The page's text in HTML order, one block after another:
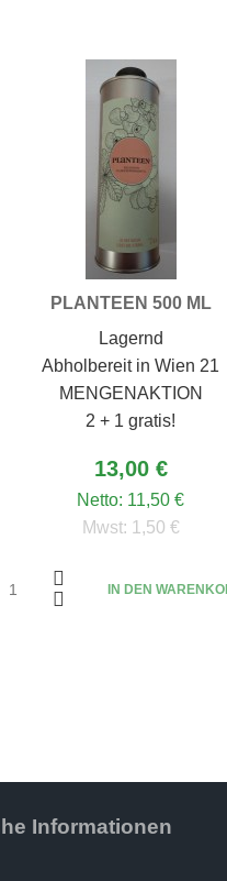
PLANTEEN 500 ML
Lagernd
Abholbereit in Wien 21
MENGENAKTION
2 + 1 gratis!
13,00 €
Netto: 11,50 €
Mwst: 1,50 €
IN DEN
Informationen